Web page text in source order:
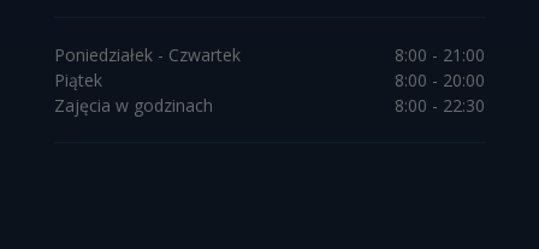
Poniedziałek - Czwartek
8:00 - 21:00
Piątek
8:00 - 20:00
Zajęcia w godzinach
8:00 - 22:30